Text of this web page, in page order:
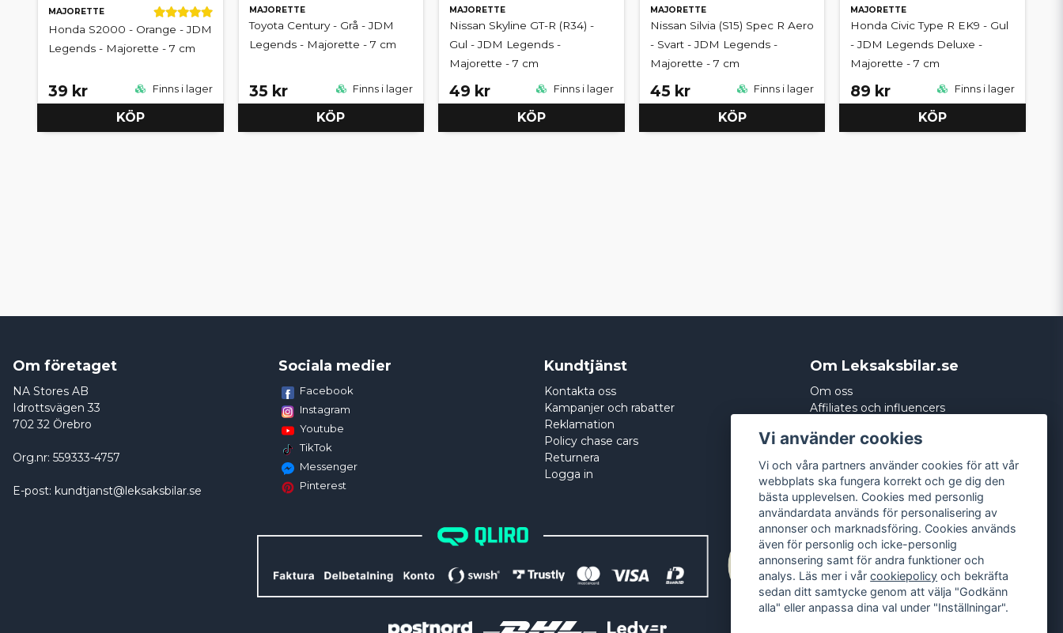
MAJORETTE
Honda S2000 - Orange - JDM
Legends - Majorette - 7 cm
39 kr Finns i lager
KÖP
MAJORETTE
Toyota Century - Grå - JDM
Legends - Majorette - 7 cm
35 kr Finns i lager
KÖP
MAJORETTE
Nissan Skyline GT-R (R34) -
Gul - JDM Legends -
Majorette - 7 cm
49 kr Finns i lager
KÖP
MAJORETTE
Nissan Silvia (S15) Spec R Aero
- Svart - JDM Legends -
Majorette - 7 cm
45 kr Finns i lager
KÖP
MAJORETTE
Honda Civic Type R EK9 - Gul
- JDM Legends Deluxe -
Majorette - 7 cm
89 kr Finns i lager
KÖP
Om företaget
NA Stores AB
Idrottsvägen 33
702 32 Örebro
Org.nr: 559333-4757
E-post: kundtjanst@leksaksbilar.se
Sociala medier
Facebook
Instagram
Youtube
TikTok
Messenger
Pinterest
Kundtjänst
Kontakta oss
Kampanjer och rabatter
Reklamation
Policy chase cars
Returnera
Logga in
Om Leksaksbilar.se
Om oss
Affiliates och influencers
Integritetspolicy
Vi använder cookies
Vi och våra partners använder cookies för att vår
webbplats ska fungera korrekt och ge dig den
bästa upplevelsen. Cookies med personlig
användardata används för personalisering av
annonser och marknadsföring. Cookies används
även för personlig och icke-personlig
annonsering samt för andra funktioner och
analys. Läs mer i vårcookiepolicy och bekräfta
sedan ditt samtycke genom att välja "Godkänn
alla" eller anpassa dina val under "Inställningar".